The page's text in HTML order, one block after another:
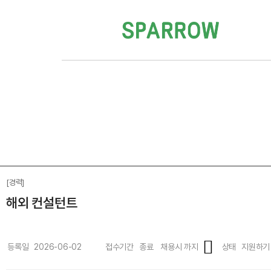
[경력]
해외 컨설턴트
등록일 2026-06-02 접수기간 종료ㅤ채용시 까지 상태 지원하기